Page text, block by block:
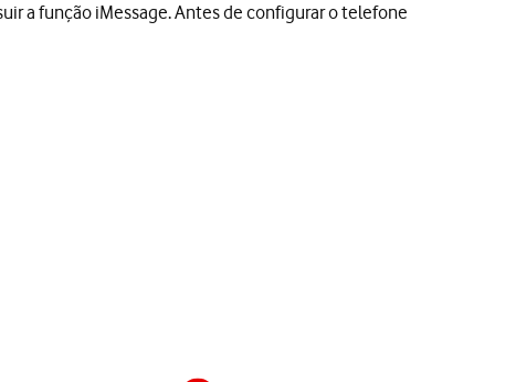
a função iMessage. Antes de configurar o telefone